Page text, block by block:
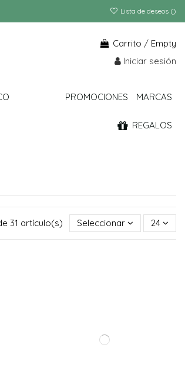
Lista de deseos ()
Carrito / Empty
Iniciar sesión
MARCAS
PROMOCIONES
REGALOS
31 artículo(s) Seleccionar 24